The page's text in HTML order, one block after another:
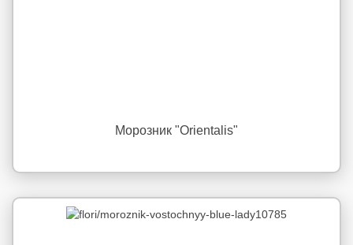
Морозник "Orientalis"